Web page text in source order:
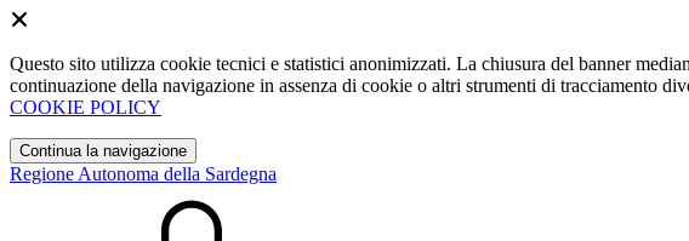
Questo sito utilizza cookie tecnici e statistici anonimizzati. La chiusura del banner
continuazione della navigazione in assenza di cookie o altri strumenti di tracciamento
COOKIE POLICY
Continua la navigazione
Regione Autonoma della Sardegna